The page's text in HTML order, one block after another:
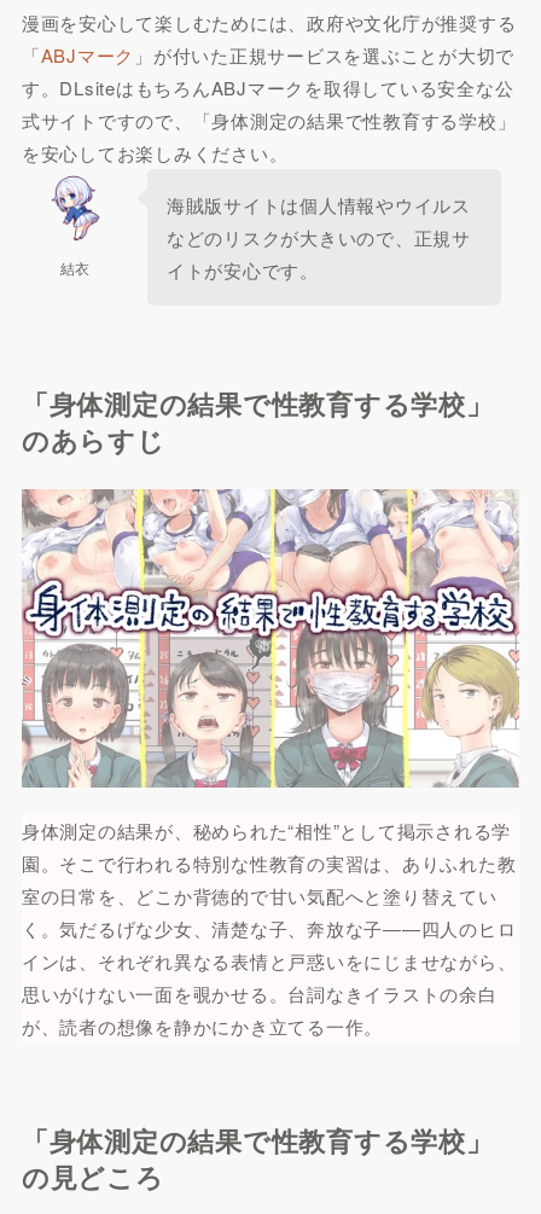
漫画を安心して楽しむためには、政府や文化庁が推奨する
「ABJマーク 」が付いた正規サービスを選ぶことが大切で
す。DLsiteはもちろんABJマークを取得している安全な公
式サイトですので、「身体測定の結果で性教育する学校」
を安心してお楽しみください。
結衣
海賊版サイトは個人情報やウイルス
などのリスクが大きいので、正規サ
イトが安心です。
「身体測定の結果で性教育する学校」
のあらすじ
身体測定の結果が、秘められた“相性”として掲示される学
園。そこで行われる特別な性教育の実習は、ありふれた教
室の日常を、どこか背徳的で甘い気配へと塗り替えてい
く。気だるげな少女、清楚な子、奔放な子――四人のヒロ
インは、それぞれ異なる表情と戸惑いをにじませながら、
思いがけない一面を覗かせる。台詞なきイラストの余白
が、読者の想像を静かにかき立てる一作。
「身体測定の結果で性教育する学校」
の見どころ